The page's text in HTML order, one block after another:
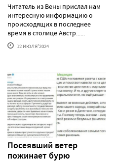
Читатель из Вены прислал нам
интересную информацию о
происходящих в последнее
время в столице Австр......
12 ИЮЛЯ'2024
Посеявший ветер
пожинает бурю